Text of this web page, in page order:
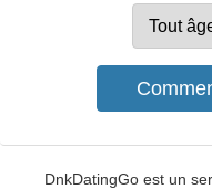
DnkDatingGo est un